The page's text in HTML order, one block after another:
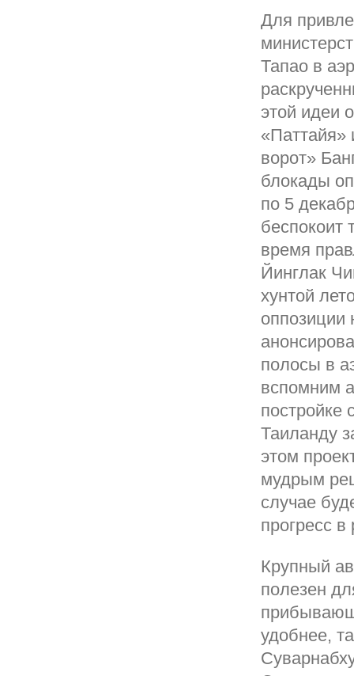
Для
Тапао в
этой идеи
«Паттайя»
ворот»
блокады
по 5
беспокоит
время
Йинглак
хунтой
оппозиции
полосы в
вспомним
постройке
Таиланду
этом
мудрым
случае
прогресс в
Крупный
полезен
удобнее,